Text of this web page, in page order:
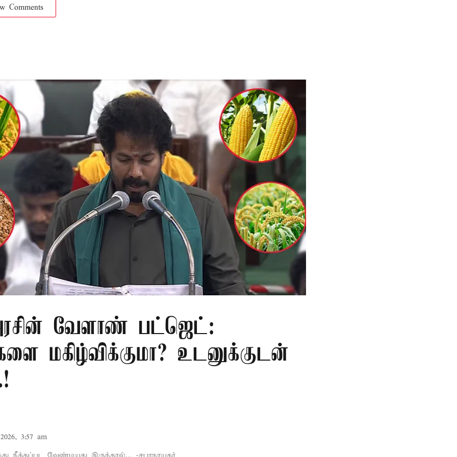
Comments
வேளாண் பட்ஜெட்:
மகிழ்விக்குமா? உடனுக்குடன்
3:57 am